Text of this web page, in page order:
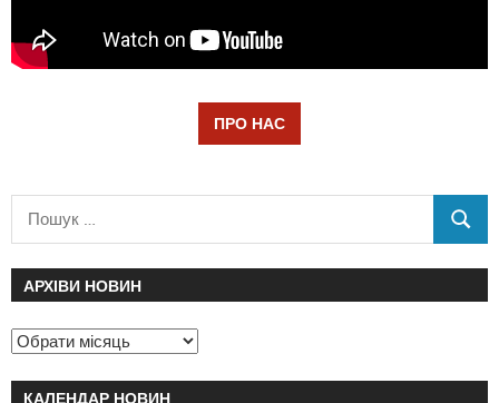
ПРО НАС
АРХІВИ НОВИН
КАЛЕНДАР НОВИН